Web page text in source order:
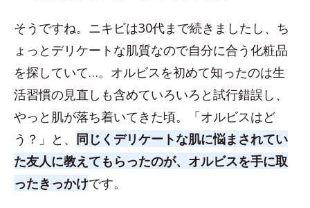
そうですね。ニキビは30代まで続きましたし、ち
ょっとデリケートな肌質なので自分に合う化粧品
を探していて…。オルビスを初めて知ったのは生
活習慣の見直しも含めていろいろと試行錯誤し、
やっと肌が落ち着いてきた頃。「オルビスはど
う？」と、 同じくデリケートな肌に悩まされてい
た友人に教えてもらったのが、オルビスを手に取
ったきっかけです。